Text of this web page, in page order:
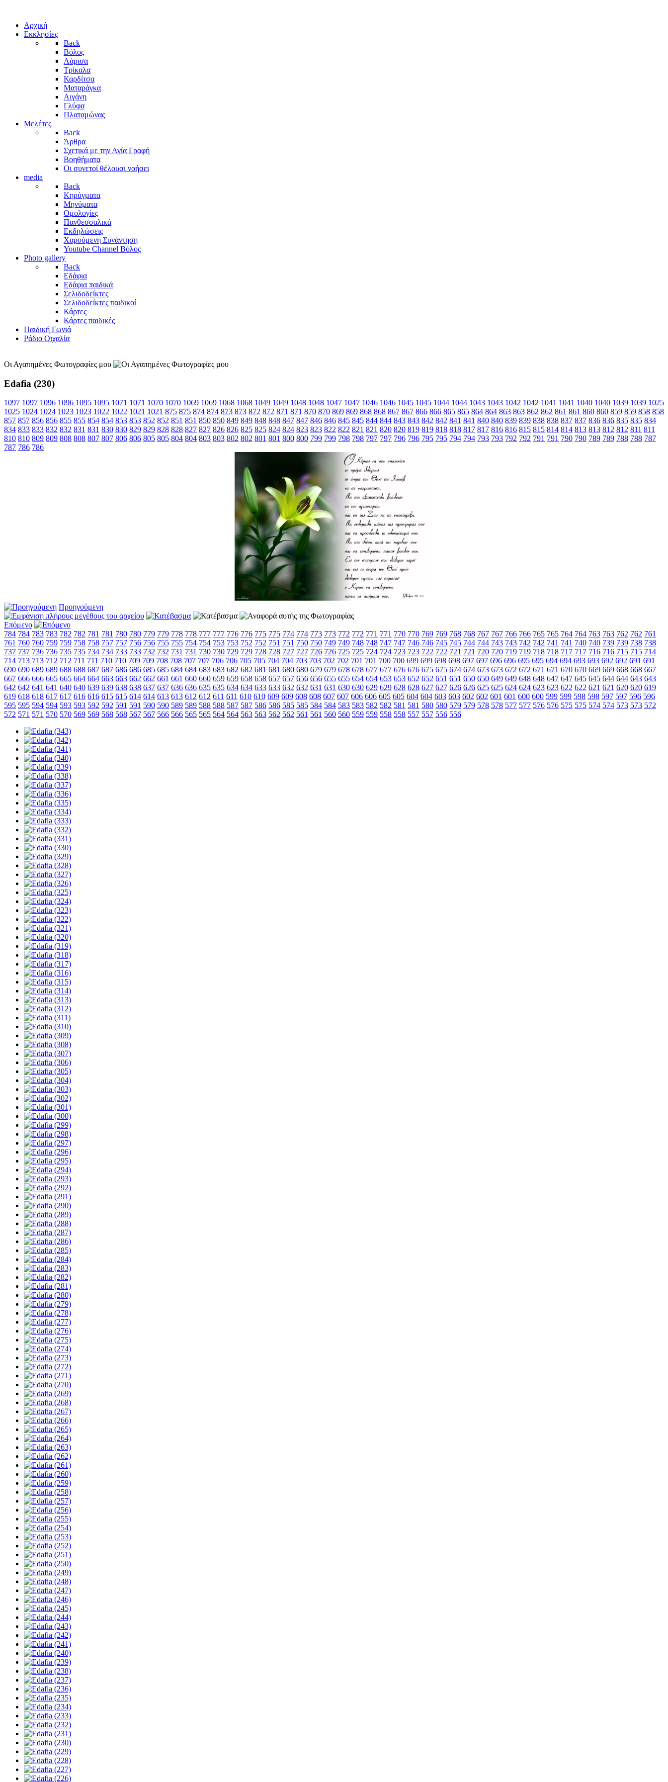
Αρχική
Εκκλησίες
Back
Βόλος
Λάρισα
Τρίκαλα
Καρδίτσα
Ματαράγκα
Αιγάνη
Γλύφα
Πλαταμώνας
Μελέτες
Back
Άρθρα
Σχετικά με την Αγία Γραφή
Βοηθήματα
Οι συνετοί θέλουσι νοήσει
media
Back
Κηρύγματα
Μηνύματα
Ομολογίες
Πανθεσσαλικά
Εκδηλώσεις
Χαρούμενη Συνάντηση
Youtube Channel Βόλος
Photo gallery
Back
Εδάφια
Εδάφια παιδικά
Σελιδοδείκτες
Σελιδοδείκτες παιδικοί
Κάρτες
Κάρτες παιδικές
Παιδική Γωνιά
Ράδιο Οιχαλία
Οι Αγαπημένες Φωτογραφίες μου
Edafia (230)
1097 1097 1096 1096 1095 1095 1071 1071 1070 1070 1069 1069 1068 1068 1049 1049 1048 1048 1047 1047 1046 1046 1045 1045 1044 1044 1043 1043 1042 1042 1041 1041 1040 1040 1039 1039 1025
1025 1024 1024 1023 1023 1022 1022 1021 1021 875 875 874 874 873 873 872 872 871 871 870 870 869 869 868 868 867 867 866 866 865 865 864 864 863 863 862 862 861 861 860 860 859 859 858 858
857 857 856 856 855 855 854 854 853 853 852 852 851 851 850 850 849 849 848 848 847 847 846 846 845 845 844 844 843 843 842 842 841 841 840 840 839 839 838 838 837 837 836 836 835 835 834
834 833 833 832 832 831 831 830 830 829 829 828 828 827 827 826 826 825 825 824 824 823 823 822 822 821 821 820 820 819 819 818 818 817 817 816 816 815 815 814 814 813 813 812 812 811 811
810 810 809 809 808 808 807 807 806 806 805 805 804 804 803 803 802 802 801 801 800 800 799 799 798 798 797 797 796 796 795 795 794 794 793 793 792 792 791 791 790 790 789 789 788 788 787
787 786 786
Προηγούμενη
Επόμενο
784 784 783 783 782 782 781 781 780 780 779 779 778 778 777 777 776 776 775 775 774 774 773 773 772 772 771 771 770 770 769 769 768 768 767 767 766 766 765 765 764 764 763 763 762 762 761
761 760 760 759 759 758 758 757 757 756 756 755 755 754 754 753 753 752 752 751 751 750 750 749 749 748 748 747 747 746 746 745 745 744 744 743 743 742 742 741 741 740 740 739 739 738 738
737 737 736 736 735 735 734 734 733 733 732 732 731 731 730 730 729 729 728 728 727 727 726 726 725 725 724 724 723 723 722 722 721 721 720 720 719 719 718 718 717 717 716 716 715 715 714
714 713 713 712 712 711 711 710 710 709 709 708 708 707 707 706 706 705 705 704 704 703 703 702 702 701 701 700 700 699 699 698 698 697 697 696 696 695 695 694 694 693 693 692 692 691 691
690 690 689 689 688 688 687 687 686 686 685 685 684 684 683 683 682 682 681 681 680 680 679 679 678 678 677 677 676 676 675 675 674 674 673 673 672 672 671 671 670 670 669 669 668 668 667
667 666 666 665 665 664 664 663 663 662 662 661 661 660 660 659 659 658 658 657 657 656 656 655 655 654 654 653 653 652 652 651 651 650 650 649 649 648 648 647 647 645 645 644 644 643 643
642 642 641 641 640 640 639 639 638 638 637 637 636 636 635 635 634 634 633 633 632 632 631 631 630 630 629 629 628 628 627 627 626 626 625 625 624 624 623 623 622 622 621 621 620 620 619
619 618 618 617 617 616 616 615 615 614 614 613 613 612 612 611 611 610 610 609 609 608 608 607 607 606 606 605 605 604 604 603 603 602 602 601 601 600 600 599 599 598 598 597 597 596 596
595 595 594 594 593 593 592 592 591 591 590 590 589 589 588 588 587 587 586 586 585 585 584 584 583 583 582 582 581 581 580 580 579 579 578 578 577 577 576 576 575 575 574 574 573 573 572
572 571 571 570 570 569 569 568 568 567 567 566 566 565 565 564 564 563 563 562 562 561 561 560 560 559 559 558 558 557 557 556 556